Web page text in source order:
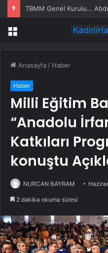
Menü
Anasayfa / Haber
Haber
Milli Eğitim
“Anadolu
Katkıları
konuştu
NURCAN BAYRAM
2 dakika okuma süresi